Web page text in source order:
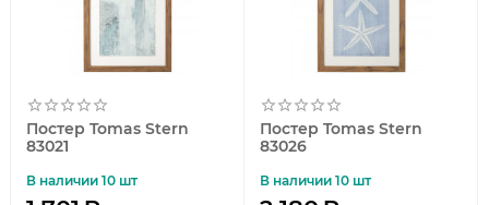
Постер Tomas Stern
83021
В наличии 10 шт
Постер Tomas Stern
83026
В наличии 10 шт